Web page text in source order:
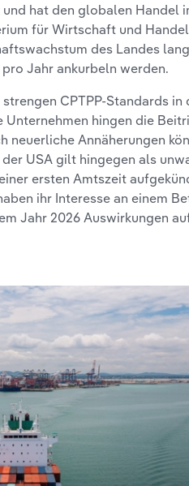
hat den globalen Handel
für Wirtschaft und
des Landes
Jahr ankurbeln werden.
CPTPP-Standards in
hingen die
neuerliche Annäherungen
USA gilt hingegen als
ersten Amtszeit
ihr Interesse an einem
Jahr 2026 Auswirkungen